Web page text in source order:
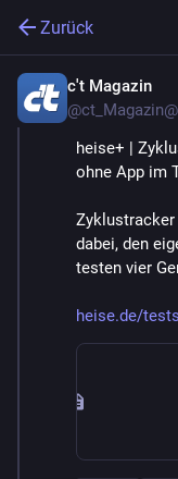
Zurück
c't Magazin
@
heise+ |
ohne App im
Zyklustracker
dabei, den
testen vier
heise.de/